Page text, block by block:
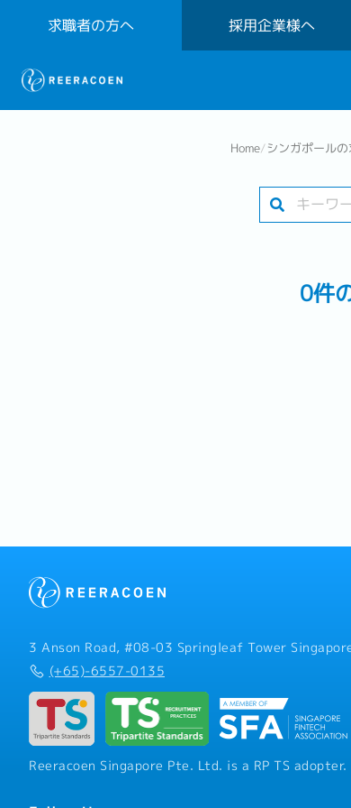
求職者の方へ 採用企業様へ
Home/シンガポールの
0件
3 Anson Road, #08-03 Springleaf Tower
(+65)-6557-0135
Reeracoen Singapore Pte. Ltd. is a RP TS adopter.